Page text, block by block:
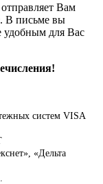
Вам
В письме вы
удобным для Вас
систем VISA
«Дельта